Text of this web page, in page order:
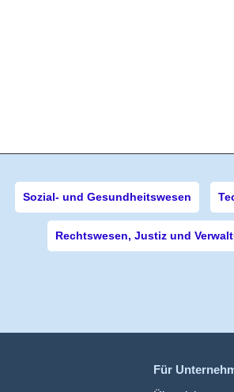
Sozial- und Gesundheitswesen
Rechtswesen, Justiz und
Für